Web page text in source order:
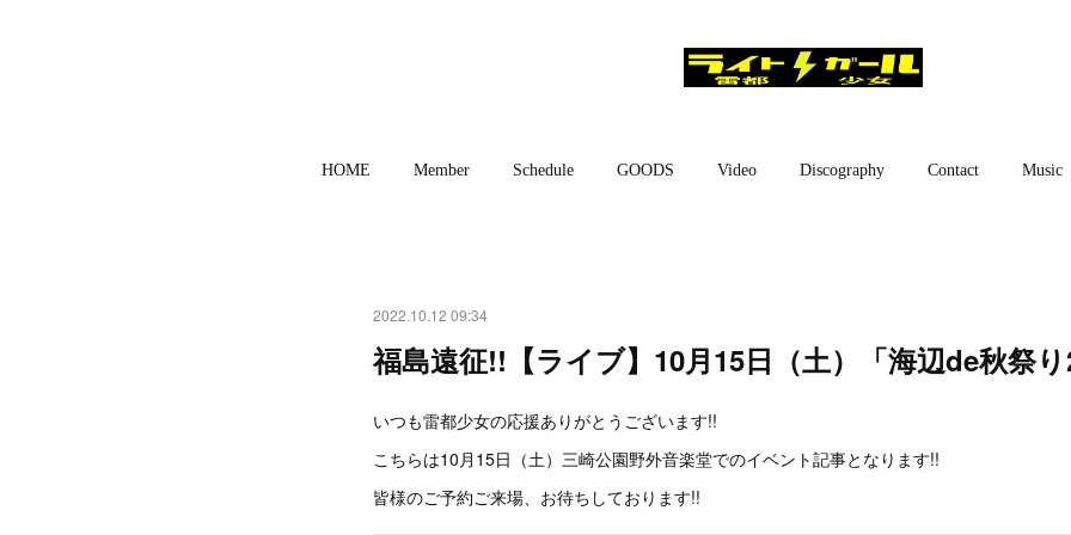
HOME Member Schedule GOODS Video Discography Contact Music
2022.10.12 09:34
福島遠征!!【ライブ】10月15日（土）「海辺de秋祭り
いつも雷都少女の応援ありがとうございます!!
こちらは10月15日（土）三崎公園野外音楽堂でのイベント記事となります!!
皆様のご予約ご来場、お待ちしております!!